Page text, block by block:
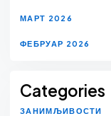
МАРТ 2026
ФЕБРУАР 2026
Categories
ЗАНИМЉИВОСТИ